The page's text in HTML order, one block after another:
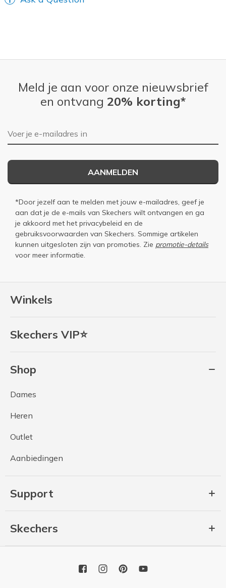
Winkels
Skechers VIP⭐
Shop
Dames
Heren
Outlet
Aanbiedingen
Support
Skechers
Meld je aan voor onze nieuwsbrief
en ontvang 20% korting*
E-mailadres
AANMELDEN
*Door jezelf aan te melden met jouw e-mailadres, geef je
aan dat je de e-mails van Skechers wilt ontvangen en ga
je akkoord met het privacybeleid en de
gebruiksvoorwaarden van Skechers. Sommige artikelen
kunnen uitgesloten zijn van promoties. Zie promotie-details
voor meer informatie.